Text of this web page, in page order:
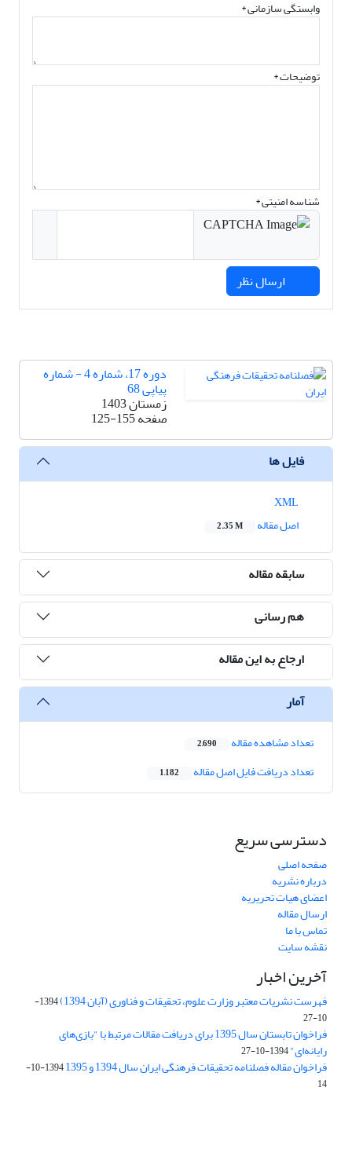
وابستگی سازمانی *
توضیحات *
شناسه امنیتی *
دوره 17، شماره 4 - شماره
پیاپی 68
زمستان 1403
صفحه125-155
فایل ها
اصل مقاله
2.35 M
سابقه مقاله
هم رسانی
ارجاع به این مقاله
آمار
تعداد مشاهده مقاله 2,690
تعداد دریافت فایل اصل مقاله 1,182
دسترسی سریع
صفحه اصلی
درباره نشریه
اعضای هیات تحریریه
ارسال مقاله
تماس با ما
نقشه سایت
آخرین اخبار
فهرست نشریات معتبر وزارت علوم، تحقیقات و فناوری (آبان 1394)
1394-
10-27
فراخوان تابستان سال 1395 برای دریافت مقالات مرتبط با "بازی‌های
رایانه‌ای"1394-10-27
فراخوان مقاله فصلنامه تحقیقات فرهنگی ایران سال 1394 و 1395
1394-10-
14